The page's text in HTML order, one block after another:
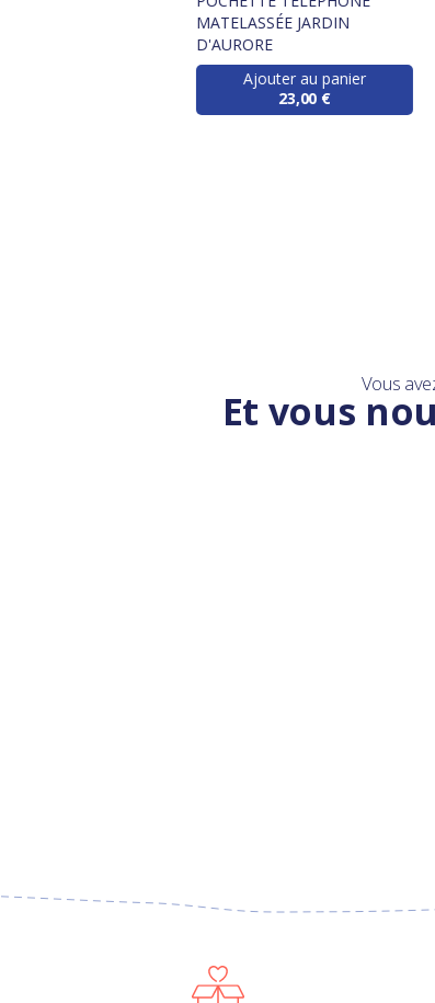
MATELASSÉE JARDIN
D'AURORE
Ajouter au panier
23,00 €
Vous
Et vous